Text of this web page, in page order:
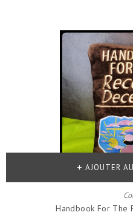
Handbook For The
AJOUTER